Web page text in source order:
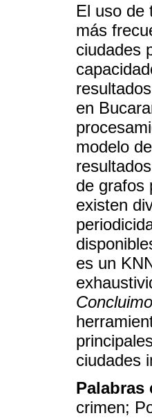
El uso de
más
ciudades
en
modelo
de grafos
existen
es un
ciudades
Palabras
crimen;